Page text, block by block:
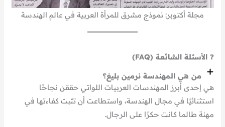
مجلة أكتوبر: نموذج مشرق للمرأة العربية في عالم الهندسة
❓الأسئلة الشائعة (FAQ)
من هي المهندسة نرمين بليغ؟
هي إحدى أبرز المهندسات العربيات اللواتي حققن نجاحًا
استثنائيًا في مجال الهندسة، واستطاعت أن تثبت كفاءتها في
مهنة طالما كانت حكرًا على الرجال.